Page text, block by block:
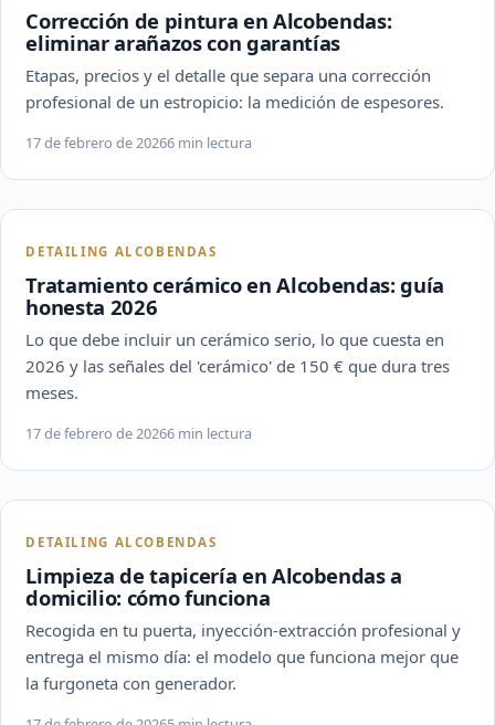
Corrección de pintura en Alcobendas:
eliminar arañazos con garantías
Etapas, precios y el detalle que separa una corrección
profesional de un estropicio: la medición de espesores.
17 de febrero de 20266 min lectura
DETAILING ALCOBENDAS
Tratamiento cerámico en Alcobendas: guía
honesta 2026
Lo que debe incluir un cerámico serio, lo que cuesta en
2026 y las señales del 'cerámico' de 150 € que dura tres
meses.
17 de febrero de 20266 min lectura
DETAILING ALCOBENDAS
Limpieza de tapicería en Alcobendas a
domicilio: cómo funciona
Recogida en tu puerta, inyección-extracción profesional y
entrega el mismo día: el modelo que funciona mejor que
la furgoneta con generador.